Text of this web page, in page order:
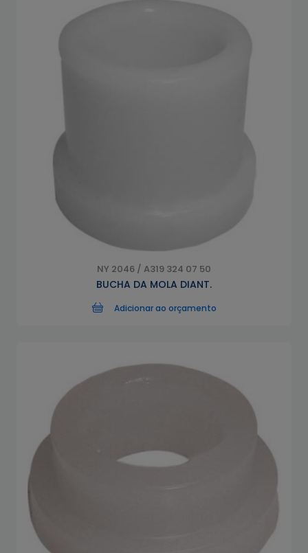
NY 2046 / A319 324 07 50
BUCHA DA MOLA DIANT.
Adicionar ao orçamento